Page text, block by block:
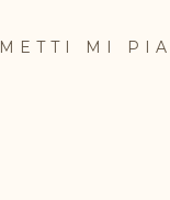
METTI MI